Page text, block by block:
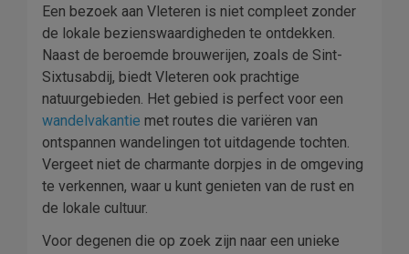
Een bezoek aan Vleteren is niet compleet zonder
de lokale bezienswaardigheden te ontdekken.
Naast de beroemde brouwerijen, zoals de Sint-
Sixtusabdij, biedt Vleteren ook prachtige
natuurgebieden. Het gebied is perfect voor een
wandelvakantie met routes die variëren van
ontspannen wandelingen tot uitdagende tochten.
Vergeet niet de charmante dorpjes in de omgeving
te verkennen, waar u kunt genieten van de rust en
de lokale cultuur.
Voor degenen die op zoek zijn naar een unieke